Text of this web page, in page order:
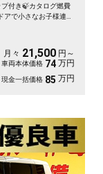
付き🍃カタログ燃費
で小さなお子様連れ
楽々✨
月々 21,500 円～
車両本体価格 74 万円
現金一括価格 85 万円